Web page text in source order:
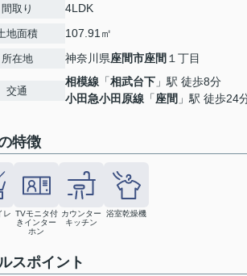
間取り 4LDK
地面積 107.91㎡
所在地 神奈川県座間市座間 １丁目
交通
相模線 「相武台下 」駅 徒歩8分
小田急小田原線 「座間 」駅 徒歩24
特徴
レ TVモニタ付
きインター
ホン
カウンター
キッチン
浴室乾燥機
スポイント